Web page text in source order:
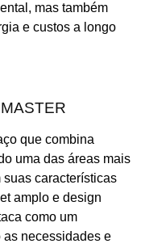
mas também
e custos a longo
que combina
uma das áreas mais
características
amplo e design
como um
necessidades e